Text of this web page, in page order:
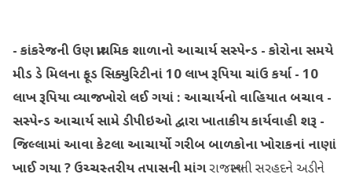
- કાંકરેજની ઉણ પ્રાથમિક શાળાનો આચાર્ય સસ્પેન્ડ - કોરોના સમયે
મીડ ડે મિલના ફૂડ સિક્યુરિટીનાં 10 લાખ રૂપિયા ચાંઉ કર્યા - 10
લાખ રૂપિયા વ્યાજખોરો લઈ ગયાં : આચાર્યનો વાહિયાત બચાવ -
સસ્પેન્ડ આચાર્ય સામે ડીપીઇઓ દ્વારા ખાતાકીય કાર્યવાહી શરૂ -
જિલ્લામાં આવા કેટલા આચાર્યો ગરીબ બાળકોના ખોરાકનાં નાણાં
ખાઈ ગયા ? ઉચ્ચસ્તરીય તપાસની માંગરાજસ્થાનની સરહદને અડીને